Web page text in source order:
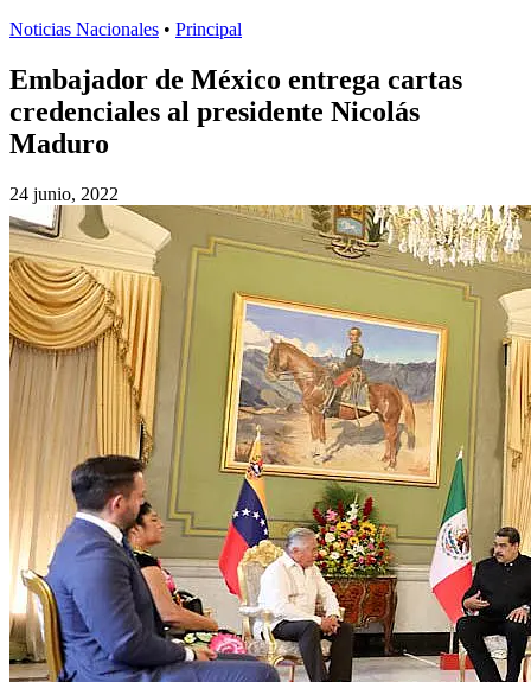
Noticias Nacionales • Principal
Embajador de México entrega cartas
credenciales al presidente Nicolás
Maduro
24 junio, 2022